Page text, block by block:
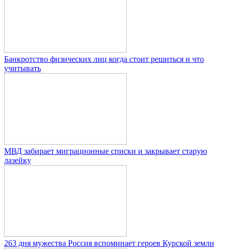
Банкротство физических лиц когда стоит решиться и что
учитывать
МВД забирает миграционные списки и закрывает старую
лазейку
263 дня мужества Россия вспоминает героев Курской земли